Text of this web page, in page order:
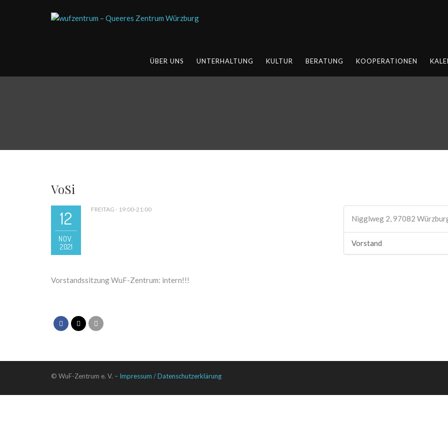
ÜBER UNS UNTERHALTUNG KULTUR BERATUNG KOOPERATIONEN
VoSi
12
NOV.
2021
FREITAG - 19:00-21:00
Nigglweg 2, 97082
Vorstand
Vorstandssitzung WuF-Zentrum: intern!!!
© WuF-Zentrum e. V. – Impressum / Datenschutzerklärung